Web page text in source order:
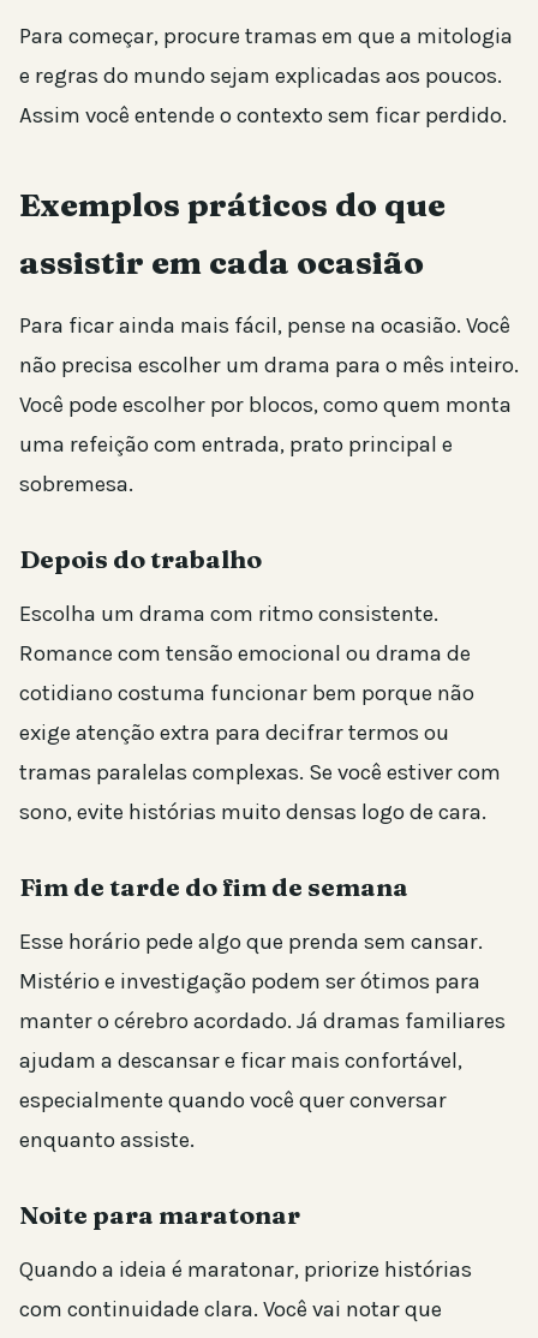
Para começar, procure tramas em que a mitologia
e regras do mundo sejam explicadas aos poucos.
Assim você entende o contexto sem ficar perdido.
Exemplos práticos do que
assistir em cada ocasião
Para ficar ainda mais fácil, pense na ocasião. Você
não precisa escolher um drama para o mês inteiro.
Você pode escolher por blocos, como quem monta
uma refeição com entrada, prato principal e
sobremesa.
Depois do trabalho
Escolha um drama com ritmo consistente.
Romance com tensão emocional ou drama de
cotidiano costuma funcionar bem porque não
exige atenção extra para decifrar termos ou
tramas paralelas complexas. Se você estiver com
sono, evite histórias muito densas logo de cara.
Fim de tarde do fim de semana
Esse horário pede algo que prenda sem cansar.
Mistério e investigação podem ser ótimos para
manter o cérebro acordado. Já dramas familiares
ajudam a descansar e ficar mais confortável,
especialmente quando você quer conversar
enquanto assiste.
Noite para maratonar
Quando a ideia é maratonar, priorize histórias
com continuidade clara. Você vai notar que